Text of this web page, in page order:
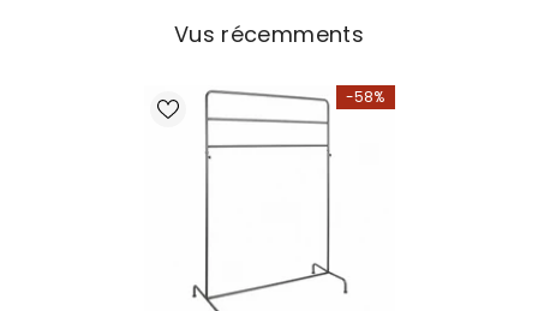
Vus récemments
-58%